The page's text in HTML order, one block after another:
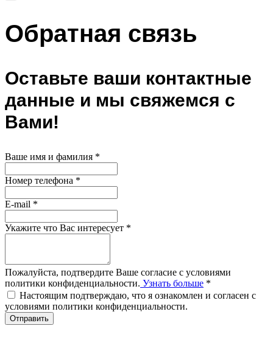
Обратная связь
Оставьте ваши контактные
данные и мы свяжемся с
Вами!
Ваше имя и фамилия *
Номер телефона *
E-mail *
Укажите что Вас интересует *
Пожалуйста, подтвердите Ваше согласие с условиями
политики конфиденциальности. Узнать больше *
Настоящим подтверждаю, что я ознакомлен и согласен с
условиями политики конфиденциальности.
Отправить